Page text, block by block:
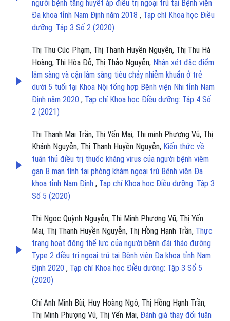
người bệnh tăng huyết áp điều trị ngoại trú tại Bệnh viện
Đa khoa tỉnh Nam Định năm 2018 , Tạp chí Khoa học Điều
dưỡng: Tập 3 Số 2 (2020)
Thị Thu Cúc Phạm, Thị Thanh Huyền Nguyễn, Thị Thu Hà
Hoàng, Thị Hòa Đỗ, Thị Thảo Nguyễn, Nhận xét đặc điểm
lâm sàng và cận lâm sàng tiêu chảy nhiễm khuẩn ở trẻ
dưới 5 tuổi tại Khoa Nội tổng hợp Bệnh viện Nhi tỉnh Nam
Định năm 2020 , Tạp chí Khoa học Điều dưỡng: Tập 4 Số
2 (2021)
Thị Thanh Mai Trần, Thị Yến Mai, Thị minh Phượng Vũ, Thị
Khánh Nguyễn, Thị Thanh Huyền Nguyễn, Kiến thức về
tuân thủ điều trị thuốc kháng virus của người bệnh viêm
gan B mạn tính tại phòng khám ngoại trú Bệnh viện Đa
khoa tỉnh Nam Định , Tạp chí Khoa học Điều dưỡng: Tập 3
Số 5 (2020)
Thị Ngọc Quỳnh Nguyễn, Thị Minh Phượng Vũ, Thị Yến
Mai, Thị Thanh Huyền Nguyễn, Thị Hồng Hạnh Trần, Thực
trạng hoạt động thể lực của người bệnh đái tháo đường
Type 2 điều trị ngoại trú tại Bệnh viện Đa khoa tỉnh Nam
Định 2020 , Tạp chí Khoa học Điều dưỡng: Tập 3 Số 5
(2020)
Chí Anh Minh Bùi, Huy Hoàng Ngô, Thị Hồng Hạnh Trần,
Thị Minh Phượng Vũ, Thị Yến Mai, Đánh giá thay đổi tuân